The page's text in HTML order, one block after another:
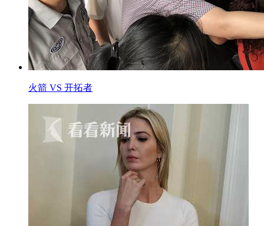
火箭 VS 开拓者